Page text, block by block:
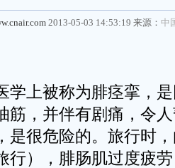
2013-05-03 14:53:19 来源： 中
上被称为腓痉挛，是
筋，并伴有剧痛，令
是很危险的。旅行时
行），腓肠肌过度疲